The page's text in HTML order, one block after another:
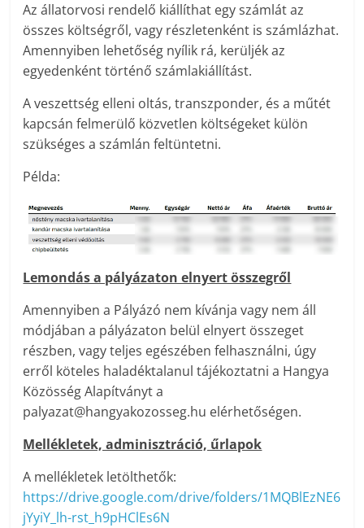
Az állatorvosi rendelő kiállíthat egy számlát az
összes költségről, vagy részletenként is számlázhat.
Amennyiben lehetőség nyílik rá, kerüljék az
egyedenként történő számlakiállítást.
A veszettség elleni oltás, transzponder, és a műtét
kapcsán felmerülő közvetlen költségeket külön
szükséges a számlán feltüntetni.
Példa:
Lemondás a pályázaton elnyert összegről
Amennyiben a Pályázó nem kívánja vagy nem áll
módjában a pályázaton belül elnyert összeget
részben, vagy teljes egészében felhasználni, úgy
erről köteles haladéktalanul tájékoztatni a Hangya
Közösség Alapítványt a
palyazat@hangyakozosseg.hu elérhetőségen.
Mellékletek, adminisztráció, űrlapok
A mellékletek letölthetők:
https://drive.google.com/drive/folders/1MQBlEzNE6
jYyiY_lh-rst_h9pHClEs6N